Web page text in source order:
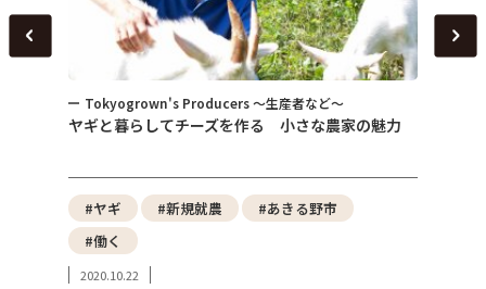
Tokyogrown's Producers ～生産者など～
ヤギと暮らしてチーズを作る 小さな農家の魅力
#ヤギ #新規就農
#あきる野市
#働く
2020.10.22